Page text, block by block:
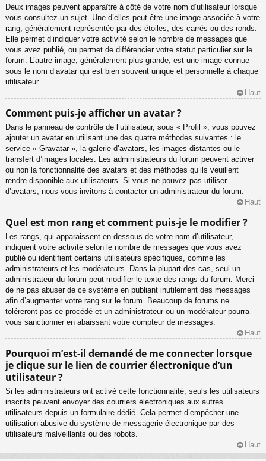
Deux images peuvent apparaître à côté de votre nom d’utilisateur lorsque
vous consultez un sujet. Une d’elles peut être une image associée à votre
rang, généralement représentée par des étoiles, des carrés ou des ronds.
Elle permet d’indiquer votre activité selon le nombre de messages que
vous avez publié, ou permet de différencier votre statut particulier sur le
forum. L’autre image, généralement plus grande, est une image connue
sous le nom d’avatar qui est bien souvent unique et personnelle à chaque
utilisateur.
Haut
Comment puis-je afficher un avatar ?
Dans le panneau de contrôle de l’utilisateur, sous « Profil », vous pouvez
ajouter un avatar en utilisant une des quatre méthodes suivantes : le
service « Gravatar », la galerie d’avatars, les images distantes ou le
transfert d’images locales. Les administrateurs du forum peuvent activer
ou non la fonctionnalité des avatars et des méthodes qu’ils veuillent
rendre disponible aux utilisateurs. Si vous ne pouvez pas utiliser
d’avatars, nous vous invitons à contacter un administrateur du forum.
Haut
Quel est mon rang et comment puis-je le modifier ?
Les rangs, qui apparaissent en dessous de votre nom d’utilisateur,
indiquent votre activité selon le nombre de messages que vous avez
publié ou identifient certains utilisateurs spécifiques, comme les
administrateurs et les modérateurs. Dans la plupart des cas, seul un
administrateur du forum peut modifier le texte des rangs du forum. Merci
de ne pas abuser de ce système en publiant inutilement des messages
afin d’augmenter votre rang sur le forum. Beaucoup de forums ne
toléreront pas ce procédé et un administrateur ou un modérateur pourra
vous sanctionner en abaissant votre compteur de messages.
Haut
Pourquoi m’est-il demandé de me connecter lorsque
je clique sur le lien de courrier électronique d’un
utilisateur ?
Si les administrateurs ont activé cette fonctionnalité, seuls les utilisateurs
inscrits peuvent envoyer des courriers électroniques aux autres
utilisateurs depuis un formulaire dédié. Cela permet d’empêcher une
utilisation abusive du système de messagerie électronique par des
utilisateurs malveillants ou des robots.
Haut